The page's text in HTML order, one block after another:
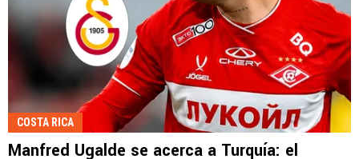
COSTA RICA
Manfred Ugalde se acerca a Turquía: el